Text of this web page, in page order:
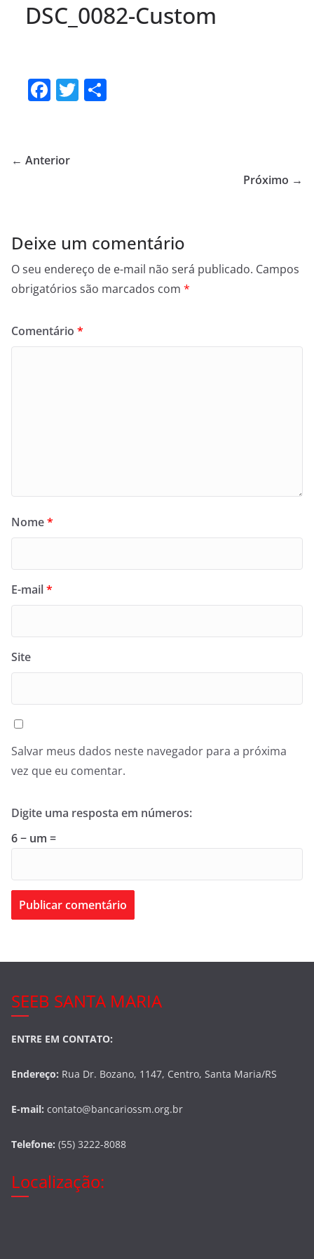
DSC_0082-Custom
F
e
k
T
← Anterior
Próximo →
Deixe um comentário
O seu endereço de e-mail não será publicado. Campos
obrigatórios são marcados com *
Comentário *
Nome*
E-mail*
Site
Salvar meus dados neste navegador para a próxima
vez que eu comentar.
Digite uma resposta em números:
6 − um =
SEEB SANTA MARIA
ENTRE EM CONTATO:
Endereço: Rua Dr. Bozano, 1147, Centro, Santa Maria/RS
E-mail: contato@bancariossm.org.br
Telefone: (55) 3222-8088
Localização: